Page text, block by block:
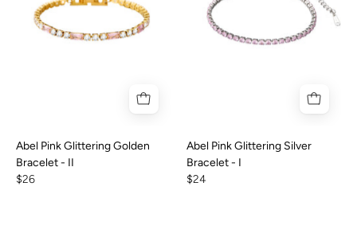
Abel Pink Glittering Golden
Bracelet - II
$26
Abel Pink Glittering Silver
Bracelet - I
$24